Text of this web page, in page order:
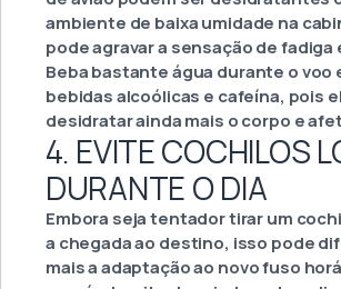
ambiente de baixa umidade na
pode agravar a sensação de fadiga
Beba bastante água durante o voo
bebidas alcoólicas e cafeína, pois
desidratar ainda mais o corpo e
4. EVITE COCHILOS
DURANTE O DIA
Embora seja tentador tirar um
a chegada ao destino, isso pode
mais a adaptação ao novo fuso